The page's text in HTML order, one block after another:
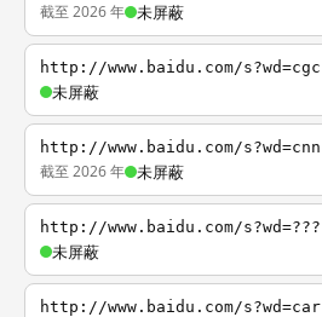
截至 2026 年 未屏蔽
http://www.baidu.com/s?wd=cgc
未屏蔽
http://www.baidu.com/s?wd=cnn
截至 2026 年 未屏蔽
http://www.baidu.com/s?wd=???
未屏蔽
http://www.baidu.com/s?wd=car